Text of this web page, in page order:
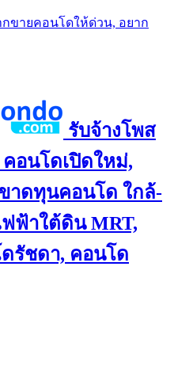
ขายคอนโดให้ด่วน, อยาก
รับจ้างโพส
อนโดเปิดใหม่,
าดทุนคอนโด ใกล้-
ฟ้าใต้ดิน MRT,
รัชดา, คอนโด